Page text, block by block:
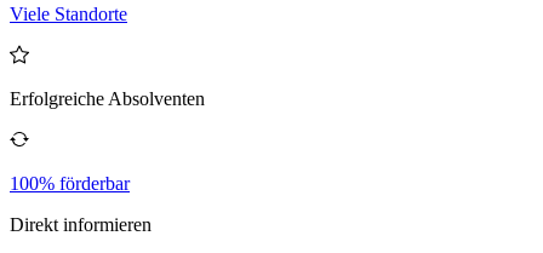
Viele Standorte
Erfolgreiche Absolventen
100% förderbar
Direkt informieren